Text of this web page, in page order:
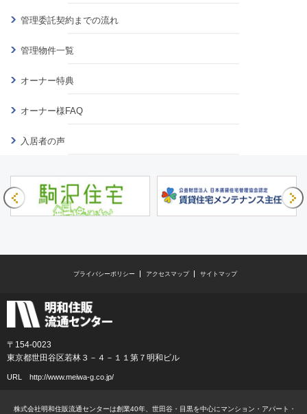
管理委託契約までの流れ
管理物件一覧
オーナー特典
オーナー様FAQ
入居者の声
プライバシーポリシー アクセスマップ サイトマップ
〒154-0023
東京都世田谷区若林３－４－１１第７明和ビル
URL http://www.meiwa-g.co.jp/
株式会社明和住販流通センターは創業40年、世田谷・目黒を中心にマンション・アパート・